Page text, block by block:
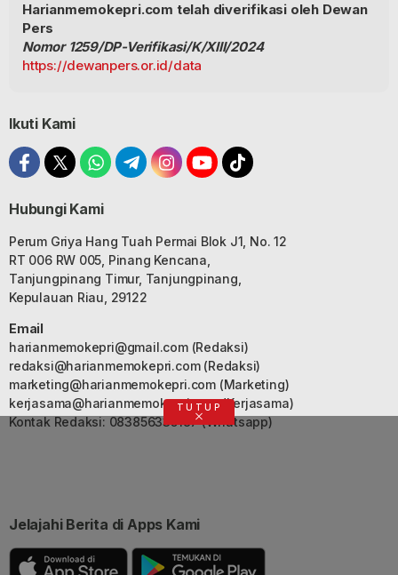
Harianmemokepri.com telah diverifikasi oleh Dewan
Pers
Nomor 1259/DP-Verifikasi/K/XIII/2024
https://dewanpers.or.id/data
Ikuti Kami
Hubungi Kami
Perum Griya Hang Tuah Permai Blok J1, No. 12
RT 006 RW 005, Pinang Kencana,
Tanjungpinang Timur, Tanjungpinang,
Kepulauan Riau, 29122
Email
harianmemokepri@gmail.com(Redaksi)
redaksi@harianmemokepri.com(Redaksi)
marketing@harianmemokepri.com(Marketing)
kerjasama@harianmemokepri.com(Kerjasama)
Kontak Redaksi: 083856335187 (Whatsapp)
Jelajahi Berita di Apps Kami
TUTUP